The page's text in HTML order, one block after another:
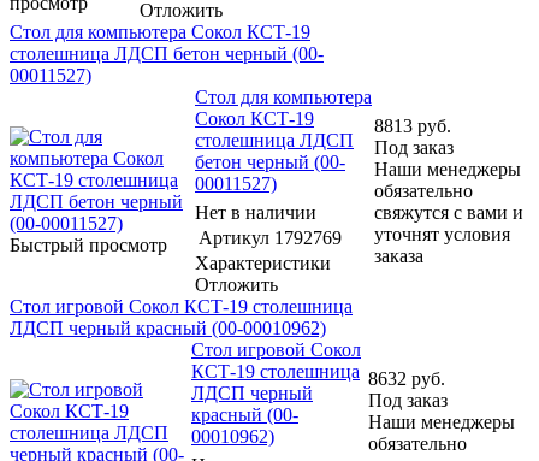
Отложить
Стол для компьютера Сокол КСТ-19
столешница ЛДСП бетон черный (00-
00011527)
Быстрый просмотр
Стол для компьютера
Сокол КСТ-19
столешница ЛДСП
бетон черный (00-
00011527)
Нет в наличии
Артикул 1792769
Характеристики
Отложить
8813 руб.
Под заказ
Наши менеджеры
обязательно
свяжутся с вами и
уточнят условия
заказа
Стол игровой Сокол КСТ-19 столешница
ЛДСП черный красный (00-00010962)
Стол игровой Сокол
КСТ-19 столешница
ЛДСП черный
красный (00-
00010962)
8632 руб.
Под заказ
Наши менеджеры
обязательно